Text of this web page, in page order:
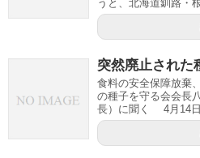
うと、北海道釧路・
突然廃止された
食料の安全保障放棄
の種子を守る会会長
長）に聞く 4月14